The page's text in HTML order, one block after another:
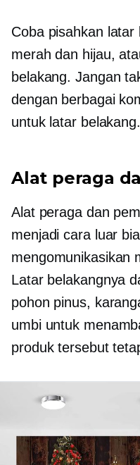
Coba pisahkan
merah dan hijau,
belakang. Jangan
dengan berbagai
untuk latar belakang.
Alat peraga
Alat peraga dan
menjadi cara luar
mengomunikasikan
Latar belakangnya
pohon pinus,
umbi untuk
produk tersebut